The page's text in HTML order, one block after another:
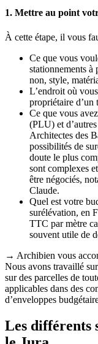
1. Mettre au point
À cette étape, il vous
Ce que vous
stationnements à
non, style,
L’endroit où
propriétaire d’un
Ce que vous
(PLU) et
Architectes des
possibilités de
doute le plus
sont complexes
être négociés,
Claude.
Quel est votre
surélévation, en
TTC par mètre
souvent utile de
→ Archibien vous
Nous avons travaillé
sur des parcelles de
applicables dans des
d’enveloppes
Les différents